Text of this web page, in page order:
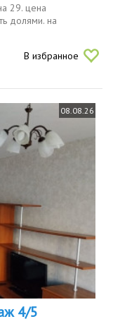
29. цена
долями. на
В избранное
08.08.26
4/5